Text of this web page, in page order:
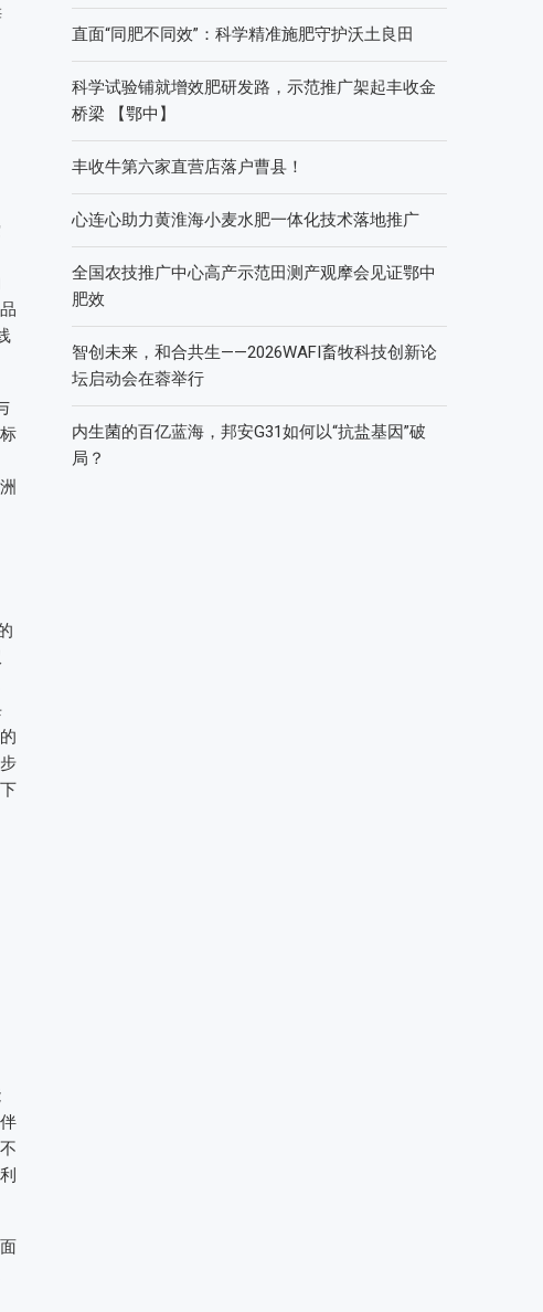
直面“同肥不同效”：科学精准施肥守护沃土良田
科学试验铺就增效肥研发路，示范推广架起丰收金
桥梁 【鄂中】
丰收牛第六家直营店落户曹县！
心连心助力黄淮海小麦水肥一体化技术落地推广
全国农技推广中心高产示范田测产观摩会见证鄂中
肥效
智创未来，和合共生——2026WAFI畜牧科技创新论
坛启动会在蓉举行
内生菌的百亿蓝海，邦安G31如何以“抗盐基因”破
局？